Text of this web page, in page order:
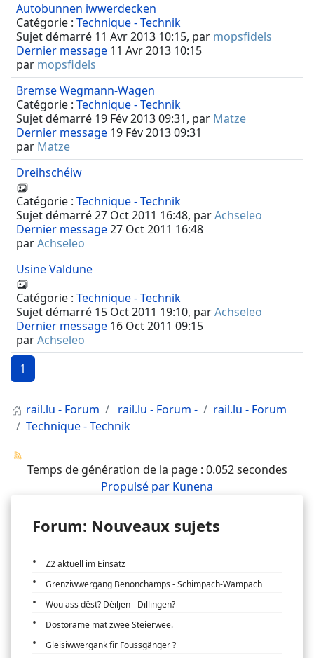
Autobunnen iwwerdecken
Catégorie : Technique - Technik
Sujet démarré 11 Avr 2013 10:15, par mopsfidels
Dernier message 11 Avr 2013 10:15
par mopsfidels
Bremse Wegmann-Wagen
Catégorie : Technique - Technik
Sujet démarré 19 Fév 2013 09:31, par Matze
Dernier message 19 Fév 2013 09:31
par Matze
Dreihschéiw
Catégorie : Technique - Technik
Sujet démarré 27 Oct 2011 16:48, parAchseleo
Dernier message27 Oct 2011 16:48
parAchseleo
Usine Valdune
Catégorie : Technique - Technik
Sujet démarré 15 Oct 2011 19:10, parAchseleo
Dernier message 16 Oct 2011 09:15
parAchseleo
1
rail.lu - Forum rail.lu - Forum -
rail.lu - Forum
Technique - Technik
Temps de génération de la page : 0.052 secondes
Propulsé par Kunena
Forum: Nouveaux sujets
Z2 aktuell im Einsatz
Grenziwwergang Benonchamps - Schimpach-Wampach
Wou ass dëst? Déiljen - Dillingen?
Dostorame mat zwee Steierwee.
Gleisiwwergank fir Foussgänger ?